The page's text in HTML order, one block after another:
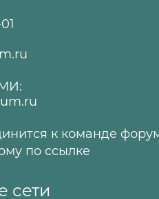
к команде
по ссылке
сети